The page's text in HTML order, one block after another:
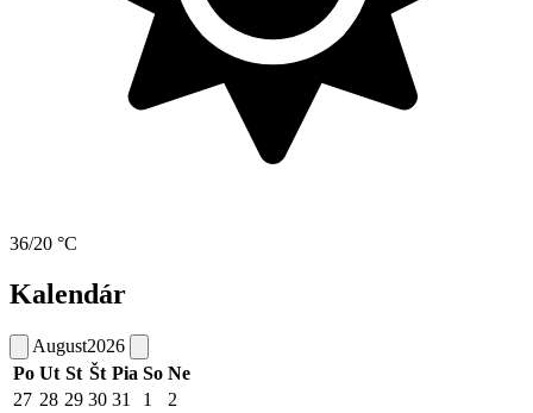
36/20 °C
Kalendár
August2026
Po Ut St Št Pia So Ne
27 28 29 30 31 1
2